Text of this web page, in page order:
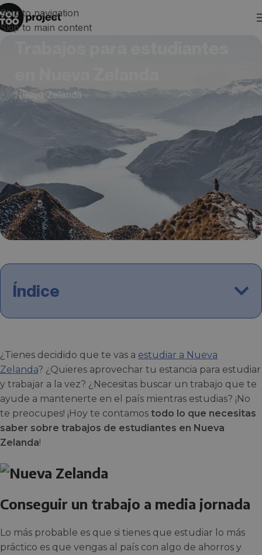
Skip to navigation
Skip to main content
Nueva Zelanda
Índice
¿Tienes decidido que te vas a estudiar a Nueva
Zelanda? ¿Quieres aprovechar tu estancia para estudiar
y trabajar a la vez? ¿Necesitas buscar un trabajo que te
ayude a mantenerte en el país mientras estudias? ¡No
te preocupes! ¡Hoy te contamos todo lo que necesitas
saber sobre trabajos de estudiantes en Nueva
Zelanda!
Conseguir un trabajo a media jornada
Lo más probable es que si tienes que estudiar lo más
práctico es que vengas al país con algo de ahorros y